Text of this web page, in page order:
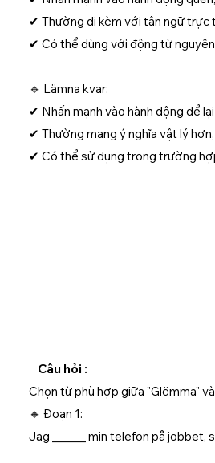
✔ Thường đi kèm với tân ngữ trực
✔ Có thể dùng với động từ
🔹 Lämna kvar:
✔ Nhấn mạnh vào hành động để
✔ Thường mang ý nghĩa vật lý
✔ Có thể sử dụng trong trường
Câu hỏi :
Chọn từ phù hợp giữa "Glömma"
🔸 Đoạn 1:
Jag ______ min telefon på jobbet,